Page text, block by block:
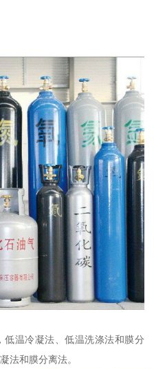
温冷凝法、低温洗涤法和膜分
法和膜分离法。